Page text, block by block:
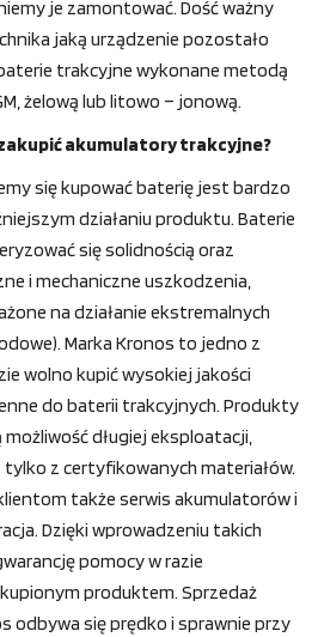
je zamontować. Dość ważny
jaką urządzenie pozostało
trakcyjne wykonane metodą
żelową lub litowo – jonową.
akumulatory trakcyjne?
się kupować baterię jest bardzo
działaniu produktu. Baterie
się solidnością oraz
i mechaniczne uszkodzenia,
na działanie ekstremalnych
Marka Kronos to jedno z
wolno kupić wysokiej jakości
do baterii trakcyjnych. Produkty
długiej eksploatacji,
z certyfikowanych materiałów.
także serwis akumulatorów i
Dzięki wprowadzeniu takich
pomocy w razie
produktem. Sprzedaż
odbywa się prędko i sprawnie przy